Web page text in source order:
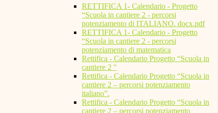
RETTIFICA 1- Calendario - Progetto
“Scuola in cantiere 2 - percorsi
potenziamento di ITALIANO. docx.pdf
RETTIFICA 1- Calendario - Progetto
“Scuola in cantiere 2 - percorsi
potenziamento di matematica
Rettifica - Calendario Progetto “Scuola in
cantiere 2 "
Rettifica - Calendario Progetto “Scuola in
cantiere 2 – percorsi potenziamento
italiano”.
Rettifica - Calendario Progetto “Scuola in
cantiere 2 – percorsi potenziamento